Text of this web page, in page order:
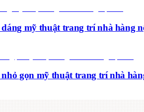
mỹ thuật trang trí nhà hàng
gọn mỹ thuật trang trí nhà